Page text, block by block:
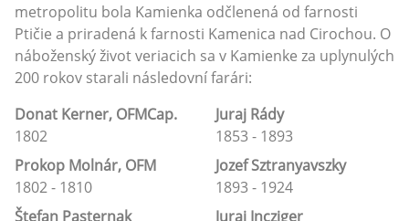
metropolitu bola Kamienka odčlenená od farnosti
Ptičie a priradená k farnosti Kamenica nad Cirochou. O
náboženský život veriacich sa v Kamienke za uplynulých
200 rokov starali následovní farári:
Donat Kerner, OFMCap.
1802
Prokop Molnár, OFM
1802 - 1810
Štefan Pasternak
Juraj Rády
1853 - 1893
Jozef Sztranyavszky
1893 - 1924
Juraj Incziger